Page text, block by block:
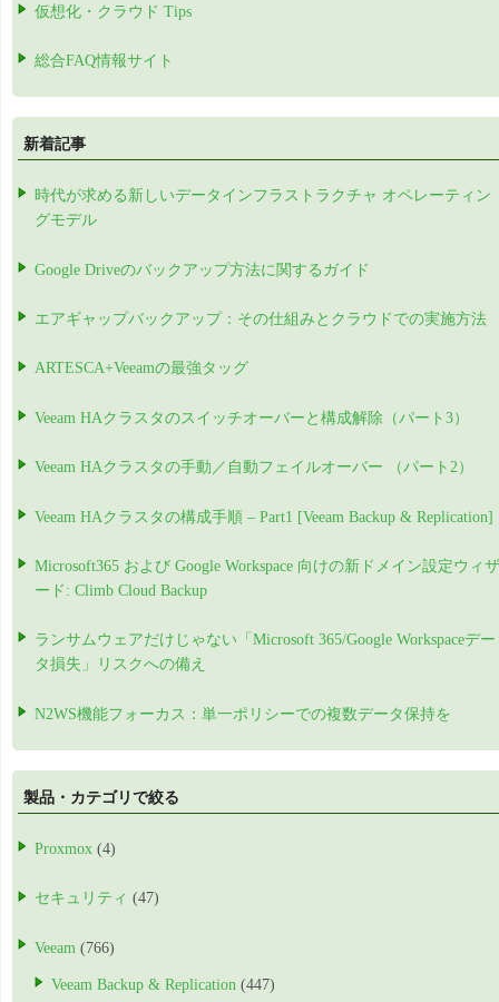
仮想化・クラウド Tips
総合FAQ情報サイト
新着記事
時代が求める新しいデータインフラストラクチャ オペレーティン
グモデル
Google Driveのバックアップ方法に関するガイド
エアギャップバックアップ：その仕組みとクラウドでの実施方法
ARTESCA+Veeamの最強タッグ
Veeam HAクラスタのスイッチオーバーと構成解除（パート3）
Veeam HAクラスタの手動／自動フェイルオーバー （パート2）
Veeam HAクラスタの構成手順 – Part1 [Veeam Backup & Replication]
Microsoft365 および Google Workspace 向けの新ドメイン設定ウィザ
ード: Climb Cloud Backup
ランサムウェアだけじゃない「Microsoft 365/Google Workspaceデー
タ損失」リスクへの備え
N2WS機能フォーカス：単一ポリシーでの複数データ保持を
製品・カテゴリで絞る
Proxmox (4)
セキュリティ (47)
Veeam (766)
Veeam Backup & Replication (447)